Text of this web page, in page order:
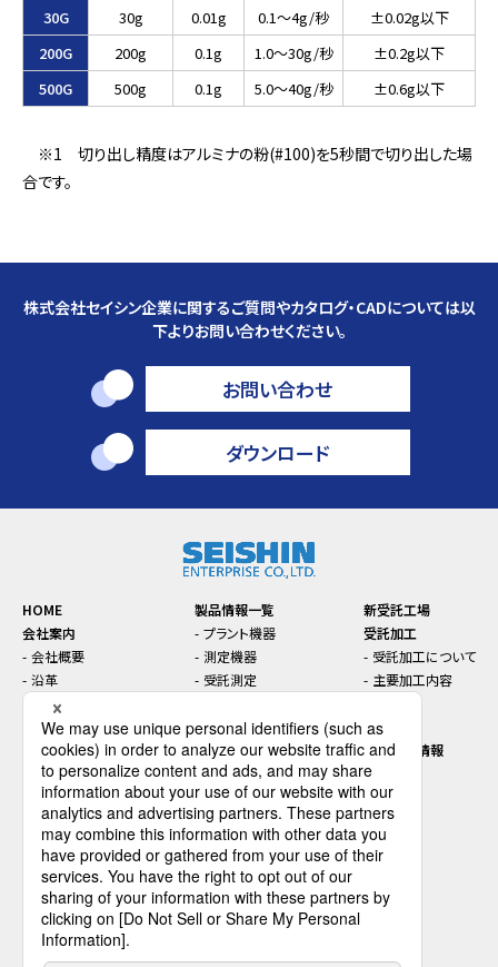
30G
30g 0.01g 0.1～4g/秒
±0.02g以下
200G
200g 0.1g 1.0～30g/秒
±0.2g以下
500G
500g 0.1g 5.0～40g/秒 ±0.6g以下
※1 切り出し精度はアルミナの粉(#100)を5秒間で切り出した場
合です。
株式会社セイシン企業に関するご質問やカタログ・CADについては以
下よりお問い合わせください。
お問い合わせ
ダウンロード
HOME
会社案内
会社概要
沿革
本社・支店・工場案内
コンプライアンス
SDGsに関する取り組み
製品情報一覧
プラント機器
測定機器
受託測定
機能性材料
インライン／オンライン機
器
プラントエンジニアリング
新受託工場
受託加工
受託加工について
主要加工内容
セミナー
先端技術情報
採用情報
会社を知る
データで見るセイシン企業
仕事を知る
人を知る
環境を知る
ダウンロード
お問い合わせ